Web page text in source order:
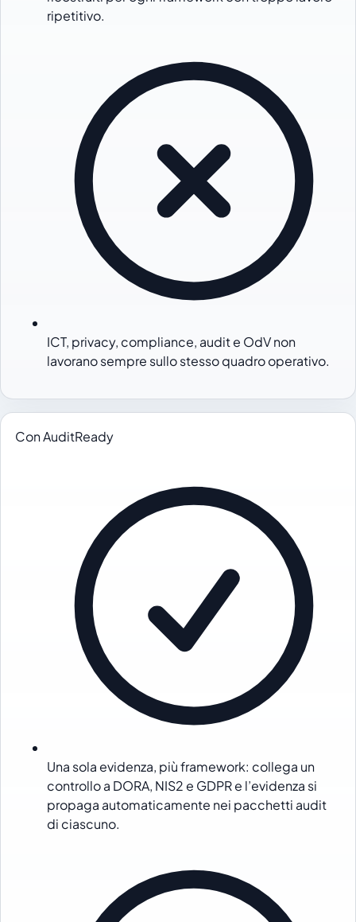
ripetitivo.
ICT, privacy, compliance, audit e OdV non
lavorano sempre sullo stesso quadro operativo.
Con AuditReady
Una sola evidenza, più framework: collega un
controllo a DORA, NIS2 e GDPR e l’evidenza si
propaga automaticamente nei pacchetti audit
di ciascuno.